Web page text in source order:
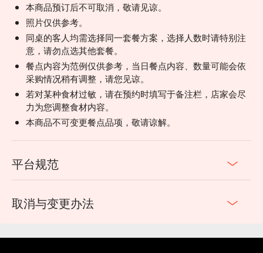
本商品预订后不可取消，敬请见谅。
照片仅供参考。
同桌的客人均需选择同一套餐方案，选择人数时请特别注
意，请勿点选其他套餐。
餐点内容为范例仅供参考，当日餐点内容、数量可能会依
采购情况稍有调整，请您见谅。
若对某种食材过敏，请在预约时填写于备注栏，店家会尽
力为您调整食材内容。
本商品不可变更餐点品项，敬请谅解。
平台规范
取消与变更办法